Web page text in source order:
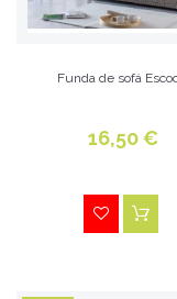
Funda de sofá
16,50 €